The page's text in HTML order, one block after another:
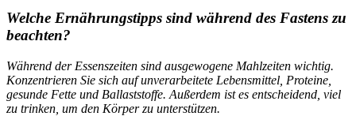
Welche Ernährungstipps sind während des Fastens zu
beachten?
Während der Essenszeiten sind ausgewogene Mahlzeiten wichtig.
Konzentrieren Sie sich auf unverarbeitete Lebensmittel, Proteine,
gesunde Fette und Ballaststoffe. Außerdem ist es entscheidend, viel
zu trinken, um den Körper zu unterstützen.